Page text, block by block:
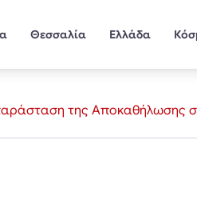
Θεσσαλία Ελλάδα
της Αποκαθήλωσης